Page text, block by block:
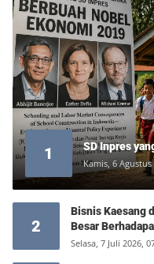
1 SD Inpres
Kamis, 6 Agustus
2
Bisnis Kaesang
Besar
Selasa, 7 Juli 2026,